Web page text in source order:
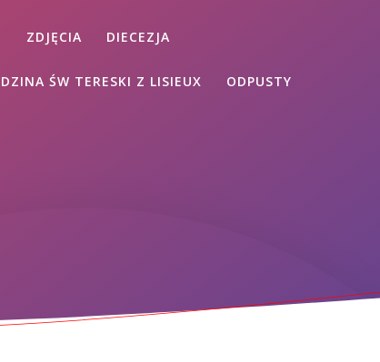
ZDJĘCIA DIECEZJA
ŚW TERESKI Z LISIEUX ODPUSTY